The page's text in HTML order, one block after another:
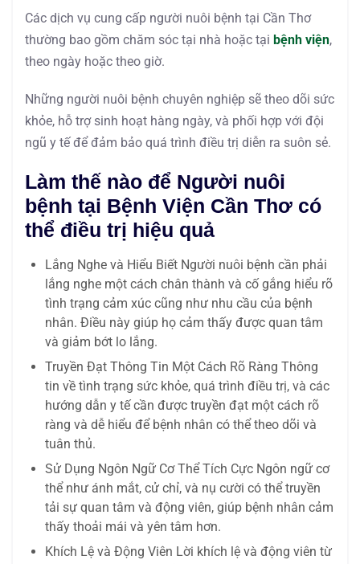
Các dịch vụ cung cấp người nuôi bệnh tại Cần Thơ
thường bao gồm chăm sóc tại nhà hoặc tại bệnh viện,
theo ngày hoặc theo giờ.
Những người nuôi bệnh chuyên nghiệp sẽ theo dõi sức
khỏe, hỗ trợ sinh hoạt hàng ngày, và phối hợp với đội
ngũ y tế để đảm bảo quá trình điều trị diễn ra suôn sẻ.
Làm thế nào để Người nuôi
bệnh tại Bệnh Viện Cần Thơ có
thể điều trị hiệu quả
Lắng Nghe và Hiểu Biết Người nuôi bệnh cần phải
lắng nghe một cách chân thành và cố gắng hiểu rõ
tình trạng cảm xúc cũng như nhu cầu của bệnh
nhân. Điều này giúp họ cảm thấy được quan tâm
và giảm bớt lo lắng.
Truyền Đạt Thông Tin Một Cách Rõ Ràng Thông
tin về tình trạng sức khỏe, quá trình điều trị, và các
hướng dẫn y tế cần được truyền đạt một cách rõ
ràng và dễ hiểu để bệnh nhân có thể theo dõi và
tuân thủ.
Sử Dụng Ngôn Ngữ Cơ Thể Tích Cực Ngôn ngữ cơ
thể như ánh mắt, cử chỉ, và nụ cười có thể truyền
tải sự quan tâm và động viên, giúp bệnh nhân cảm
thấy thoải mái và yên tâm hơn.
Khích Lệ và Động Viên Lời khích lệ và động viên từ